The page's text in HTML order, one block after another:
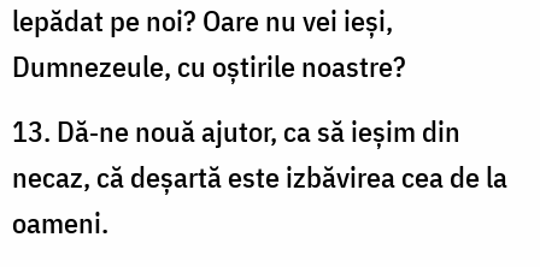
lepădat pe noi? Oare nu vei ieși,
Dumnezeule, cu oștirile noastre?
13. Dă‑ne nouă ajutor, ca să ieșim din
necaz, că deșartă este izbăvirea cea de la
oameni.